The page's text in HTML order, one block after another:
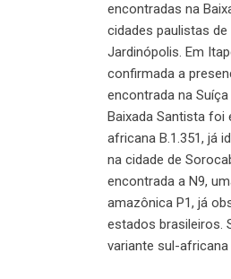
encontradas na
cidades paulistas
Jardinópolis. Em
confirmada a
encontrada na
Baixada Santista foi
africana B.1.351, já
na cidade de
encontrada a N9,
amazônica P1, já
estados brasileiros.
variante sul-africana